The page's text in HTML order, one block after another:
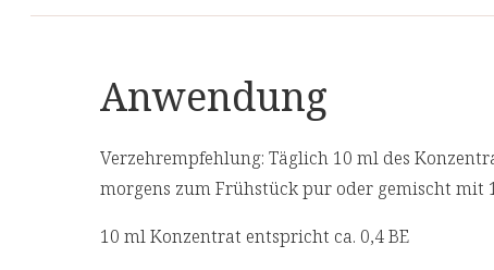
(Ocimum tenuiflorum), Zitronenschalen],
Allergene
Anwendung
Verzehrempfehlung: Täglich 10 ml des
morgens zum Frühstück pur oder gemischt mit
10 ml Konzentrat entspricht ca. 0,4 BE